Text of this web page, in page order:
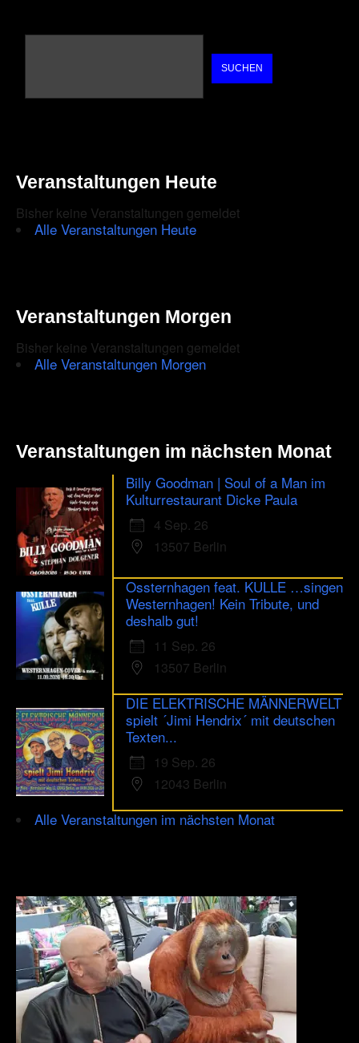
SUCHEN
Veranstaltungen Heute
Bisher keine Veranstaltungen gemeldet
Alle Veranstaltungen Heute
Veranstaltungen Morgen
Bisher keine Veranstaltungen gemeldet
Alle Veranstaltungen Morgen
Veranstaltungen im nächsten Monat
Billy Goodman | Soul of a Man im
Kulturrestaurant Dicke Paula
4 Sep. 26
13507 Berlin
Ossternhagen feat. KULLE …singen
Westernhagen! Kein Tribute, und
deshalb gut!
11 Sep. 26
13507 Berlin
DIE ELEKTRISCHE MÄNNERWELT
spielt ´Jimi Hendrix´ mit deutschen
Texten...
19 Sep. 26
12043 Berlin
Alle Veranstaltungen im nächsten Monat